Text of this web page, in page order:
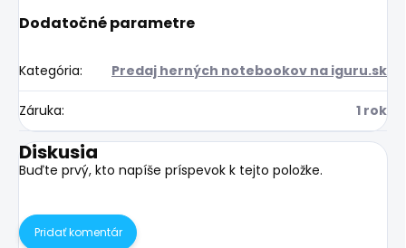
Dodatočné parametre
Kategória: Predaj herných notebookov na iguru.sk
Záruka: 1 rok
Diskusia
Buďte prvý, kto napíše príspevok k tejto položke.
Pridať komentár